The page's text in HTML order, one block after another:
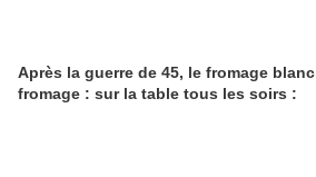
Après la guerre de 45, le fromage
fromage : sur la table tous les soirs :